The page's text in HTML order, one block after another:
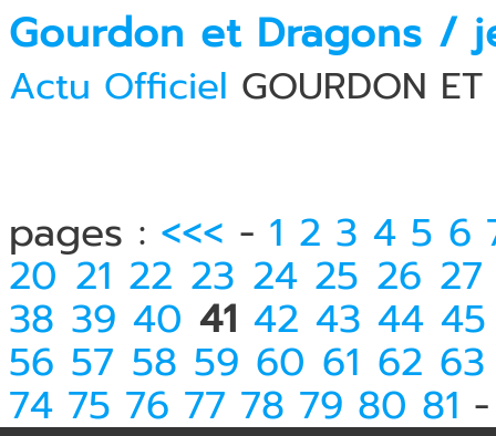
Gourdon et Dragons /
Actu Officiel GOURDON
pages : <<< - 1 2 3 4 5 6
20 21 22 23 24 25 26 27
38 39 40 41 42 43 44 45
56 57 58 59 60 61 62 63
74 75 76 77 78 79 80 81